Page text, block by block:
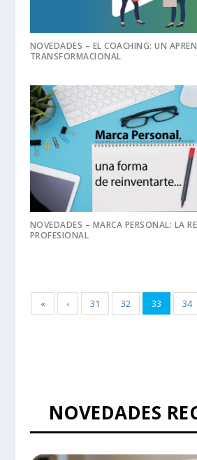
NOVEDADES – EL COACHING: UN
TRANSFORMACIONAL
NOVEDADES – MARCA PERSONAL: LA
PROFESIONAL
« ‹ 31 32 33 34
NOVEDADES